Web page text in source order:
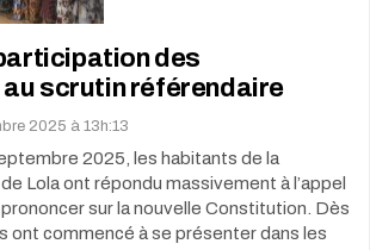
des
scrutin référendaire
2025 à 13h:13
2025, les habitants de la
Lola ont répondu massivement à l’appel
sur la nouvelle Constitution. Dès
ont commencé à se présenter dans les